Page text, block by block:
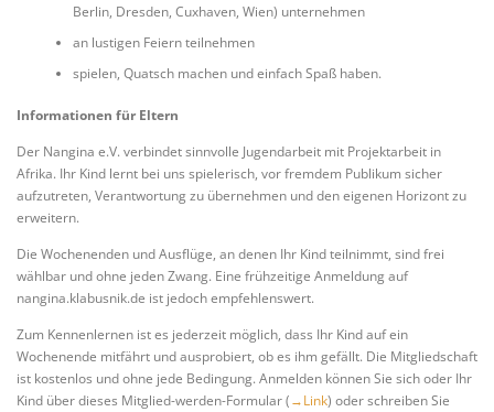
Berlin, Dresden, Cuxhaven, Wien) unternehmen
an lustigen Feiern teilnehmen
spielen, Quatsch machen und einfach Spaß haben.
Informationen für Eltern
Der Nangina e.V. verbindet sinnvolle Jugendarbeit mit Projektarbeit in
Afrika. Ihr Kind lernt bei uns spielerisch, vor fremdem Publikum sicher
aufzutreten, Verantwortung zu übernehmen und den eigenen Horizont zu
erweitern.
Die Wochenenden und Ausflüge, an denen Ihr Kind teilnimmt, sind frei
wählbar und ohne jeden Zwang. Eine frühzeitige Anmeldung auf
nangina.klabusnik.de ist jedoch empfehlenswert.
Zum Kennenlernen ist es jederzeit möglich, dass Ihr Kind auf ein
Wochenende mitfährt und ausprobiert, ob es ihm gefällt. Die Mitgliedschaft
ist kostenlos und ohne jede Bedingung. Anmelden können Sie sich oder Ihr
Kind über dieses Mitglied-werden-Formular (→Link) oder schreiben Sie